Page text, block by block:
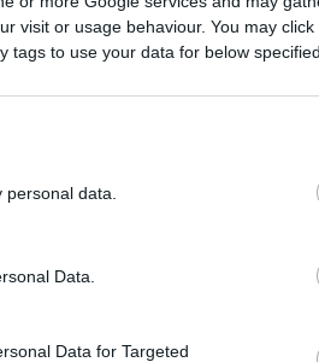
visit or usage behaviour. You may
tags to use your data for below
data.
Data.
Data for Targeted
durante l’arco di
“Settimana del
il programma
e dei servizi
offerto dal